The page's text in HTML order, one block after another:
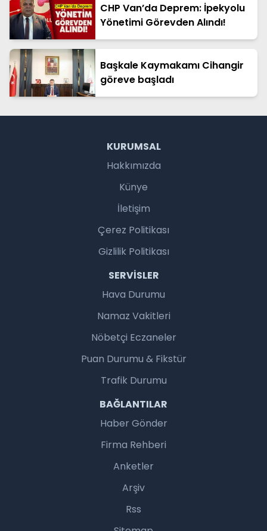
CHP Van’da Deprem: İpekyolu
Yönetimi Görevden Alındı!
Başkale Kaymakamı Cihangir
göreve başladı
KURUMSAL
Hakkımızda
Künye
İletişim
Çerez Politikası
Gizlilik Politikası
SERVISLER
Hava Durumu
Namaz Vakitleri
Nöbetçi Eczaneler
Puan Durumu & Fikstür
Trafik Durumu
BAĞLANTILAR
Haber Gönder
Firma Rehberi
Anketler
Arşiv
Rss